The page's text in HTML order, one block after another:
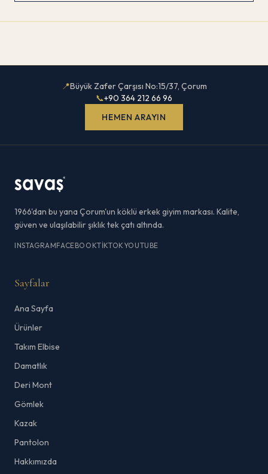
📍Büyük Zafer Çarşısı No:15/37, Çorum
📞+90 364 212 66 96
HEMEN ARAYIN
1966'dan bu yana Çorum'un köklü erkek giyim markası. Kalite,
güven ve ulaşılabilir şıklık tek çatı altında.
INSTAGRAMFACEBOOKTIKTOK YOUTUBE
Sayfalar
Ana Sayfa
Ürünler
Takım Elbise
Damatlık
Deri Mont
Gömlek
Kazak
Pantolon
Hakkımızda